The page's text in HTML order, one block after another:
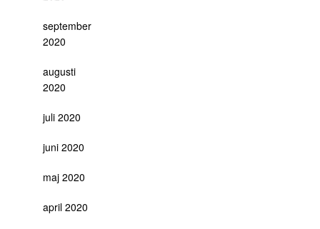
september
2020
augusti
2020
juli 2020
juni 2020
maj 2020
april 2020